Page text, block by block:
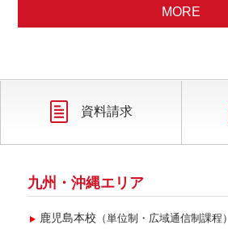
2025年10月(3)
2025年9月(1)
2025年6月(1)
2025年4月(1)
MORE
資料請求
九州・沖縄エリア
鹿児島本校 （単位制・広域通信制課程）